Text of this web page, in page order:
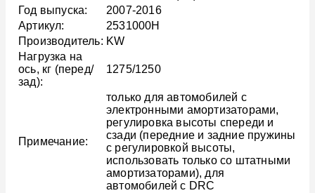
Год выпуска:
2007-2016
Артикул:
2531000H
Производитель: KW
Нагрузка на
ось, кг (перед/
зад):
1275/1250
Примечание:
только для автомобилей с
электронными амортизаторами,
регулировка высоты спереди и
сзади (передние и задние пружины
с регулировкой высоты,
использовать только со штатными
амортизаторами), для
автомобилей с DRC